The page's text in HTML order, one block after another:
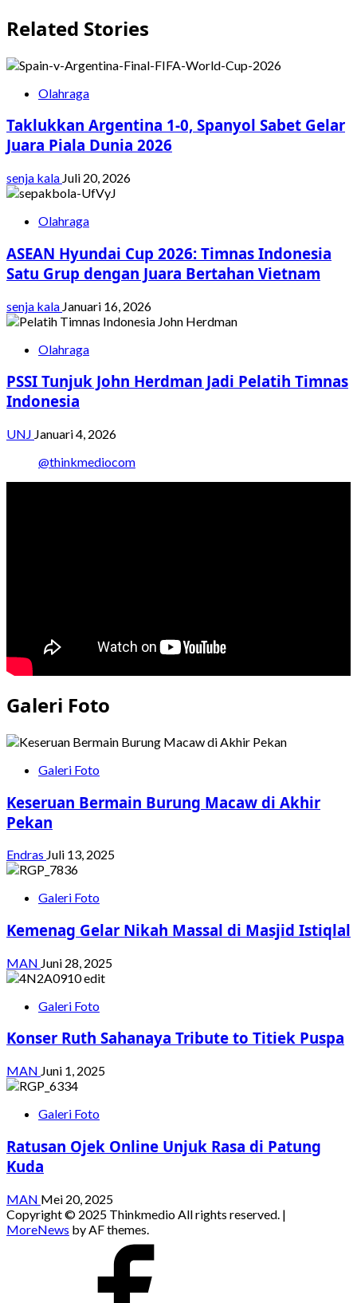
Related Stories
Olahraga
Taklukkan Argentina 1-0, Spanyol Sabet Gelar
Juara Piala Dunia 2026
senja kala Juli 20, 2026
Olahraga
ASEAN Hyundai Cup 2026: Timnas Indonesia
Satu Grup dengan Juara Bertahan Vietnam
senja kala Januari 16, 2026
Olahraga
PSSI Tunjuk John Herdman Jadi Pelatih Timnas
Indonesia
UNJ Januari 4, 2026
@thinkmediocom
Galeri Foto
Galeri Foto
Keseruan Bermain Burung Macaw di Akhir
Pekan
Endras Juli 13, 2025
Galeri Foto
Kemenag Gelar Nikah Massal di Masjid Istiqlal
MAN Juni 28, 2025
Galeri Foto
Konser Ruth Sahanaya Tribute to Titiek Puspa
MAN Juni 1, 2025
Galeri Foto
Ratusan Ojek Online Unjuk Rasa di Patung
Kuda
MAN Mei 20, 2025
Copyright © 2025 Thinkmedio All rights reserved. |
MoreNews by AF themes.